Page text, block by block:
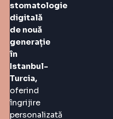
stomatologie
digitală
de nouă
generație
în
Istanbul-
Turcia,
oferind
îngrijire
personalizată